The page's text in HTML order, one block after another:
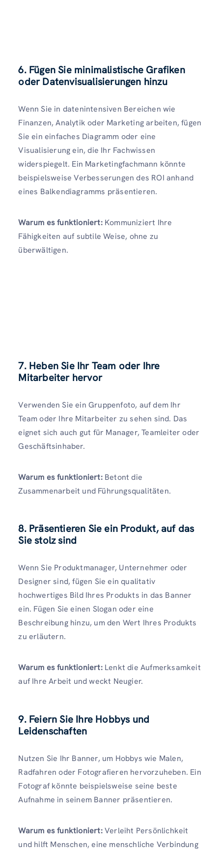
6. Fügen Sie minimalistische Grafiken
oder Datenvisualisierungen hinzu
Wenn Sie in datenintensiven Bereichen wie
Finanzen, Analytik oder Marketing arbeiten, fügen
Sie ein einfaches Diagramm oder eine
Visualisierung ein, die Ihr Fachwissen
widerspiegelt. Ein Marketingfachmann könnte
beispielsweise Verbesserungen des ROI anhand
eines Balkendiagramms präsentieren.
Warum es funktioniert:Kommuniziert Ihre
Fähigkeiten auf subtile Weise, ohne zu
überwältigen.
7. Heben Sie Ihr Team oder Ihre
Mitarbeiter hervor
Verwenden Sie ein Gruppenfoto, auf dem Ihr
Team oder Ihre Mitarbeiter zu sehen sind. Das
eignet sich auch gut für Manager, Teamleiter oder
Geschäftsinhaber.
Warum es funktioniert:Betont die
Zusammenarbeit und Führungsqualitäten.
8. Präsentieren Sie ein Produkt, auf das
Sie stolz sind
Wenn Sie Produktmanager, Unternehmer oder
Designer sind, fügen Sie ein qualitativ
hochwertiges Bild Ihres Produkts in das Banner
ein. Fügen Sie einen Slogan oder eine
Beschreibung hinzu, um den Wert Ihres Produkts
zu erläutern.
Warum es funktioniert:Lenkt die Aufmerksamkeit
auf Ihre Arbeit und weckt Neugier.
9. Feiern Sie Ihre Hobbys und
Leidenschaften
Nutzen Sie Ihr Banner, um Hobbys wie Malen,
Radfahren oder Fotografieren hervorzuheben. Ein
Fotograf könnte beispielsweise seine beste
Aufnahme in seinem Banner präsentieren.
Warum es funktioniert:Verleiht Persönlichkeit
und hilft Menschen, eine menschliche Verbindung